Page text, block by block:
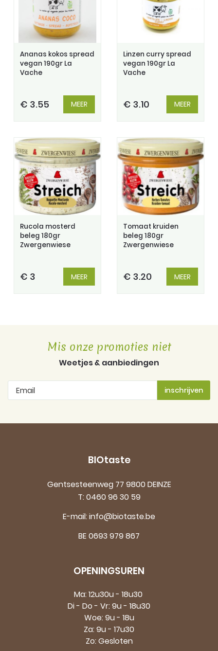
Ananas kokos spread
vegan 190gr La
Vache
€ 3.55 MEER
Linzen curry spread
vegan 190gr La
Vache
€ 3.10 MEER
Rucola mosterd
beleg 180gr
Zwergenwiese
€ 3 MEER
Tomaat kruiden
beleg 180gr
Zwergenwiese
€ 3.20 MEER
Mis onze promoties niet
Weetjes & aanbiedingen
BIOtaste
Gentsesteenweg 77 9800 DEINZE
T:0460 96 30 59
E-mail:info@biotaste.be
BE 0693 979 867
OPENINGSUREN
Ma: 12u30u - 18u30
Di - Do - Vr: 9u - 18u30
Woe: 9u - 18u
Za: 9u - 17u30
Zo: Gesloten